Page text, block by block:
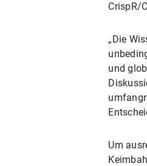
CrispR/
„Die
und
Um